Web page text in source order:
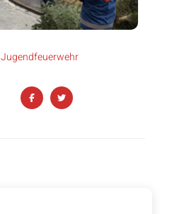
Jugendfeuerwehr